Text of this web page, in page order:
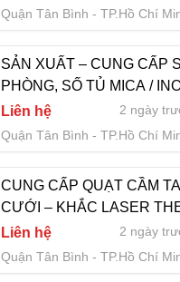
Quận Tân Bình
TP.Hồ Chí
SẢN XUẤT – CUNG CẤP
PHÒNG, SỐ TỦ MICA /
CHUNG CƯ, NHÀ Ở, KTX -
TPHCM - LH 0775 007 909
Liên hệ
2 ngày
Quận Tân Bình
TP.Hồ Chí
CUNG CẤP QUẠT CẦM
CƯỚI – KHẮC LASER
CẦU - LH 0775 007 909
Liên hệ
2 ngày
Quận Tân Bình
TP.Hồ Chí